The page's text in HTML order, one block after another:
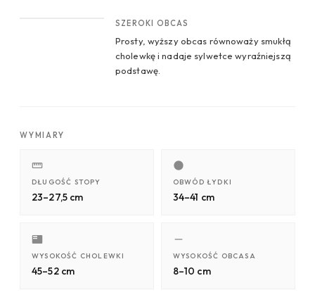
SZEROKI OBCAS
Prosty, wyższy obcas równoważy smukłą
cholewkę i nadaje sylwetce wyraźniejszą
podstawę.
WYMIARY
DŁUGOŚĆ STOPY
23–27,5 cm
OBWÓD ŁYDKI
34–41 cm
WYSOKOŚĆ CHOLEWKI
45–52 cm
WYSOKOŚĆ OBCASA
8–10 cm